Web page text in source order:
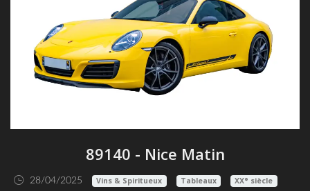
89140 - Nice Matin
28/04/2025 Vins & Spiritueux Tableaux
XX° siècle